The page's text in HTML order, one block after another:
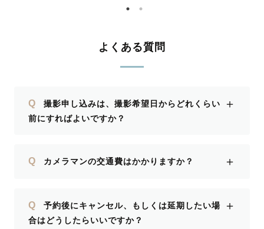
よくある質問
Q
撮影申し込みは、撮影希望日からどれくらい
前にすればよいですか？
＋
Q カメラマンの交通費はかかりますか？ ＋
Q
予約後にキャンセル、もしくは延期したい場
合はどうしたらいいですか？
＋